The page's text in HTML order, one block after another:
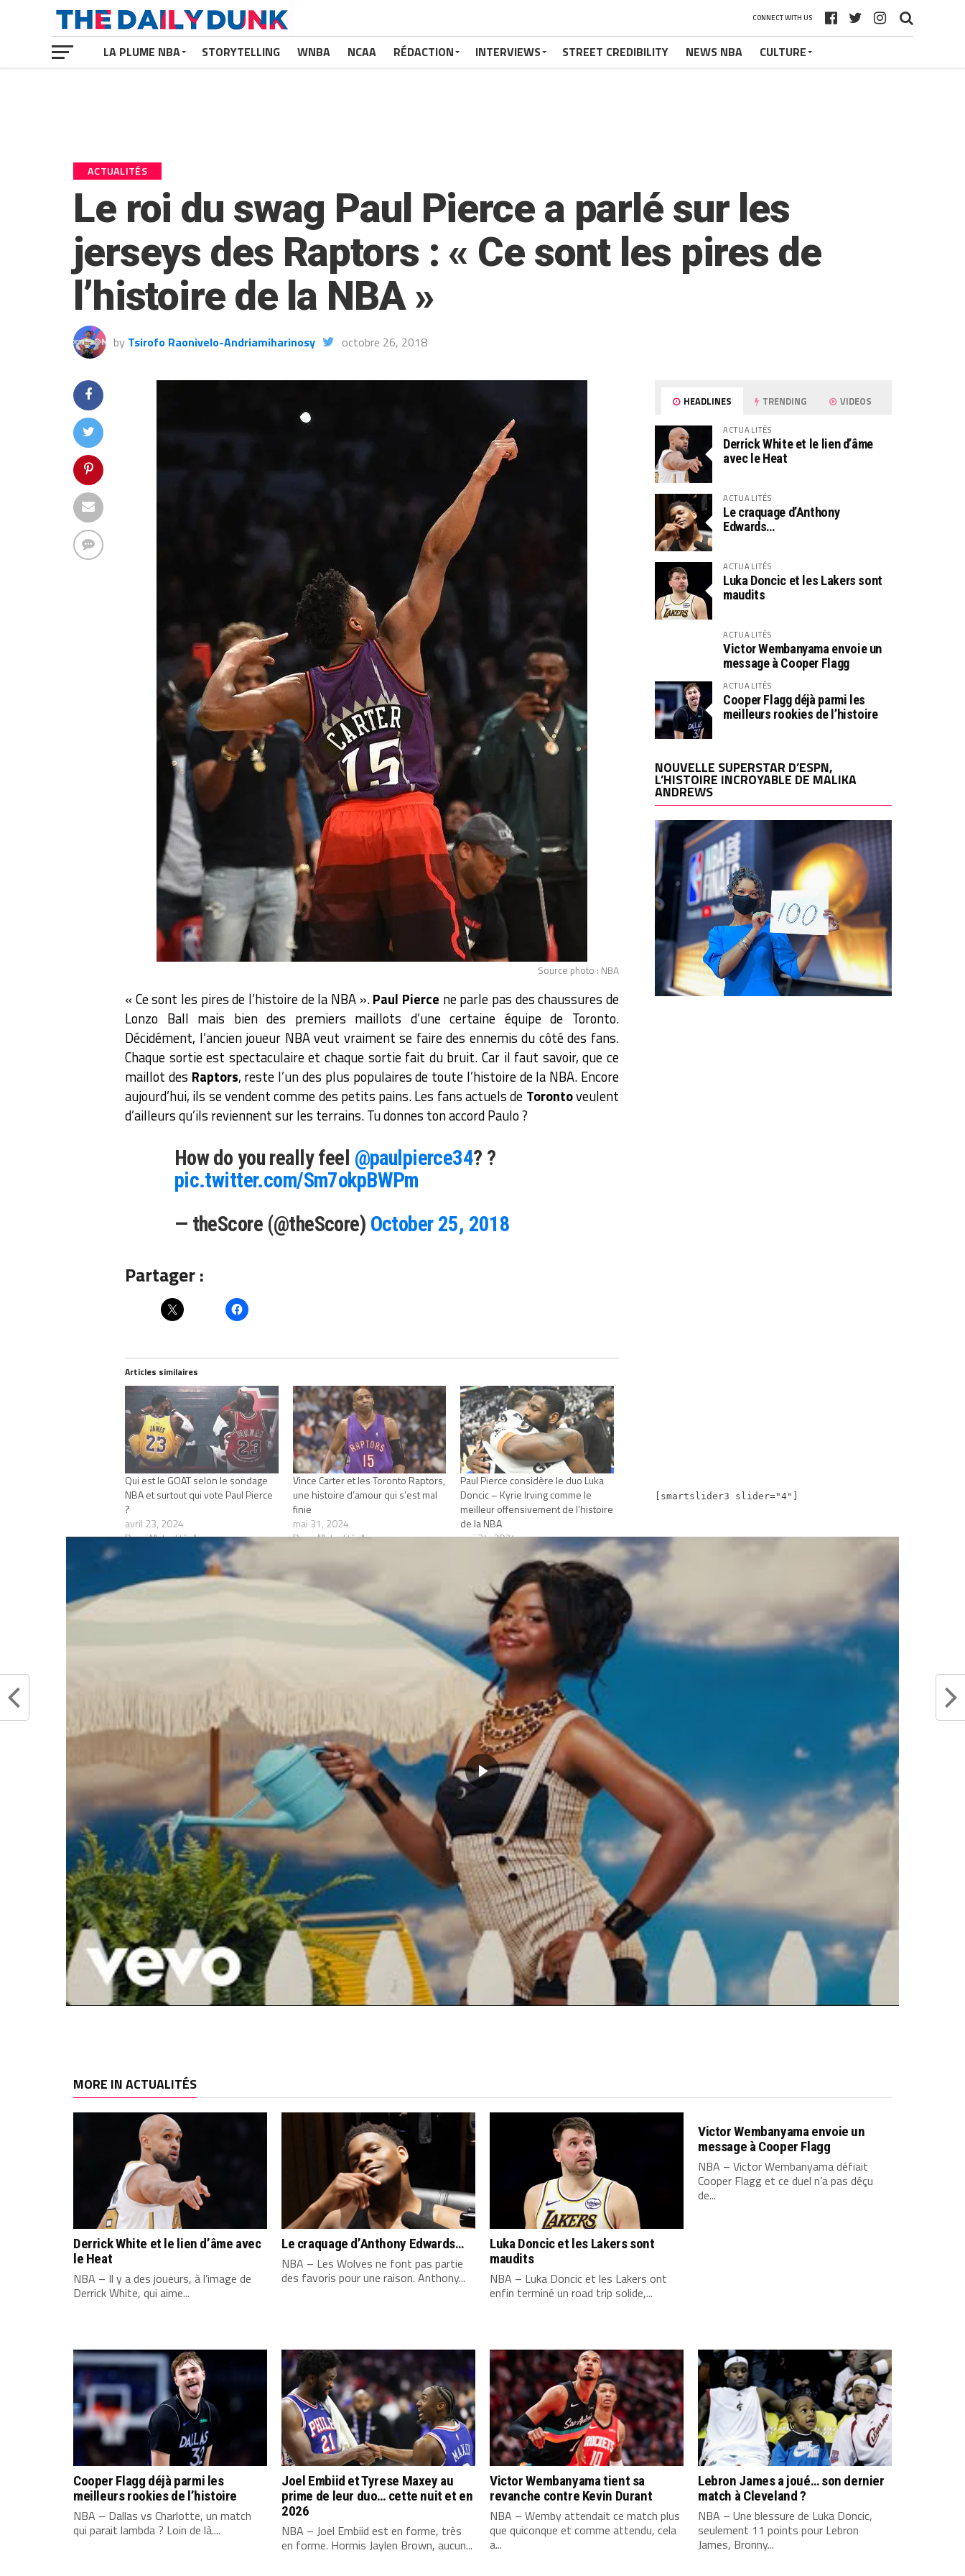
CONNECT WITH US
LA PLUME NBA STORYTELLING WNBA NCAA RÉDACTION INTERVIEWS STREET CREDIBILITY NEWS NBA CULTURE
ACTUALITÉS
Le roi du swag Paul Pierce a parlé sur les
jerseys des Raptors : « Ce sont les pires de
l’histoire de la NBA »
by Tsirofo Raonivelo-Andriamiharinosy octobre 26, 2018
Source photo : NBA
« Ce sont les pires de l’histoire de la NBA ».Paul Pierce ne parle pas des chaussures de
Lonzo Ball mais bien des premiers maillots d’une certaine équipe de Toronto.
Décidément, l’ancien joueur NBA veut vraiment se faire des ennemis du côté des fans.
Chaque sortie est spectaculaire et chaque sortie fait du bruit. Car il faut savoir, que ce
maillot des Raptors, reste l’un des plus populaires de toute l’histoire de la NBA. Encore
aujourd’hui, ils se vendent comme des petits pains. Les fans actuels de Torontoveulent
d’ailleurs qu’ils reviennent sur les terrains. Tu donnes ton accord Paulo ?
How do you really feel @paulpierce34? ?
pic.twitter.com/Sm7okpBWPm
— theScore (@theScore) October 25, 2018
Partager :
Articles similaires
Qui est le GOAT selon le sondage
NBA et surtout qui vote Paul Pierce
?
avril 23, 2024
Dans "Actualités"
Vince Carter et les Toronto Raptors,
une histoire d’amour qui s’est mal
finie
mai 31, 2024
Dans "Actualités"
Paul Pierce considère le duo Luka
Doncic – Kyrie Irving comme le
meilleur offensivement de l’histoire
de la NBA
mai 24, 2024
Dans "Actualités"
RAPTORS
HEADLINES TRENDING VIDEOS
ACTUALITÉS
Derrick White et le lien d’âme
avec le Heat
ACTUALITÉS
Le craquage d’Anthony
Edwards…
ACTUALITÉS
Luka Doncic et les Lakers sont
maudits
ACTUALITÉS
Victor Wembanyama envoie un
message à Cooper Flagg
ACTUALITÉS
Cooper Flagg déjà parmi les
meilleurs rookies de l’histoire
NOUVELLE SUPERSTAR D’ESPN,
L’HISTOIRE INCROYABLE DE MALIKA
ANDREWS
[smartslider3 slider="4"]
MORE IN ACTUALITÉS
Derrick White et le lien d’âme avec
le Heat
NBA – Il y a des joueurs, à l’image de
Derrick White, qui aime...
Le craquage d’Anthony Edwards…
NBA – Les Wolves ne font pas partie
des favoris pour une raison. Anthony...
Luka Doncic et les Lakers sont
maudits
NBA – Luka Doncic et les Lakers ont
enfin terminé un road trip solide,...
Victor Wembanyama envoie un
message à Cooper Flagg
NBA – Victor Wembanyama défiait
Cooper Flagg et ce duel n’a pas déçu
de...
Cooper Flagg déjà parmi les
meilleurs rookies de l’histoire
NBA – Dallas vs Charlotte, un match
qui parait lambda ? Loin de là....
Joel Embiid et Tyrese Maxey au
prime de leur duo… cette nuit et en
2026
NBA – Joel Embiid est en forme, très
en forme. Hormis Jaylen Brown, aucun...
Victor Wembanyama tient sa
revanche contre Kevin Durant
NBA – Wemby attendait ce match plus
que quiconque et comme attendu, cela
a...
Lebron James a joué… son dernier
match à Cleveland ?
NBA – Une blessure de Luka Doncic,
seulement 11 points pour Lebron
James, Bronny...